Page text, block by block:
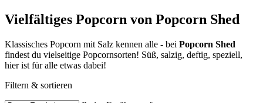
Vielfältiges Popcorn von Popcorn Shed
Klassisches Popcorn mit Salz kennen alle - bei Popcorn Shed
findest du vielseitige Popcornsorten! Süß, salzig, deftig, speziell,
hier ist für alle etwas dabei!
Filtern & sortieren